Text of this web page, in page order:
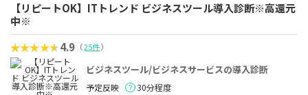
【リピートOK】ITトレンド ビジネスツール導入診断※高還元
中※
4.9 （25件）
ビジネスツール/ビジネスサービスの導入診断
予定反映
30分程度